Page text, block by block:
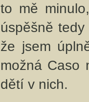
to mě
úspěšně
že jsem
možná Caso
dětí v nich.